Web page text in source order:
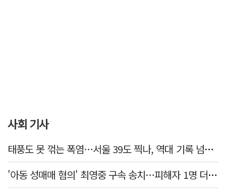
사회 기사
태풍도 못 꺾는 폭염…서울 39도 찍나, 역대 기록 넘본다
'아동 성매매 혐의' 최영중 구속 송치…피해자 1명 더 있었다